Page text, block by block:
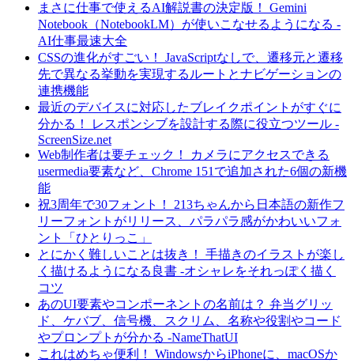
まさに仕事で使えるAI解説書の決定版！ Gemini
Notebook（NotebookLM）が使いこなせるようになる -
AI仕事最速大全
CSSの進化がすごい！ JavaScriptなしで、遷移元と遷移
先で異なる挙動を実現するルートとナビゲーションの
連携機能
最近のデバイスに対応したブレイクポイントがすぐに
分かる！ レスポンシブを設計する際に役立つツール -
ScreenSize.net
Web制作者は要チェック！ カメラにアクセスできる
usermedia要素など、Chrome 151で追加された6個の新機
能
祝3周年で30フォント！ 213ちゃんから日本語の新作フ
リーフォントがリリース、パラパラ感がかわいいフォ
ント「ひとりっこ」
とにかく難しいことは抜き！ 手描きのイラストが楽し
く描けるようになる良書 -オシャレをそれっぽく描く
コツ
あのUI要素やコンポーネントの名前は？ 弁当グリッ
ド、ケバブ、信号機、スクリム、名称や役割やコード
やプロンプトが分かる -NameThatUI
これはめちゃ便利！ WindowsからiPhoneに、macOSか